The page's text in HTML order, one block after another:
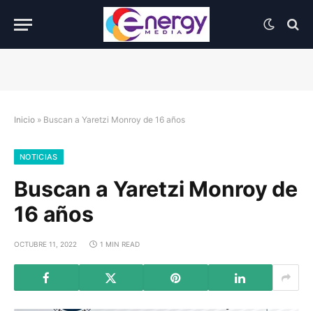
Inicio » Buscan a Yaretzi Monroy de 16 años
NOTICIAS
Buscan a Yaretzi Monroy de
16 años
OCTUBRE 11, 2022 1 MIN READ